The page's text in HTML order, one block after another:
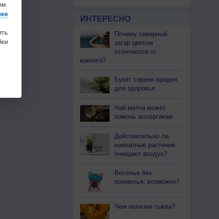
ИНТЕРЕСНО
Почему северный
загар цветом
отличается от
южного?
Букет сирени вреден
для здоровья
Чай матча может
помочь аллергикам
Действительно ли
комнатные растения
очищают воздух?
Веселье без
похмелья: возможно?
Чем полезна тыква?